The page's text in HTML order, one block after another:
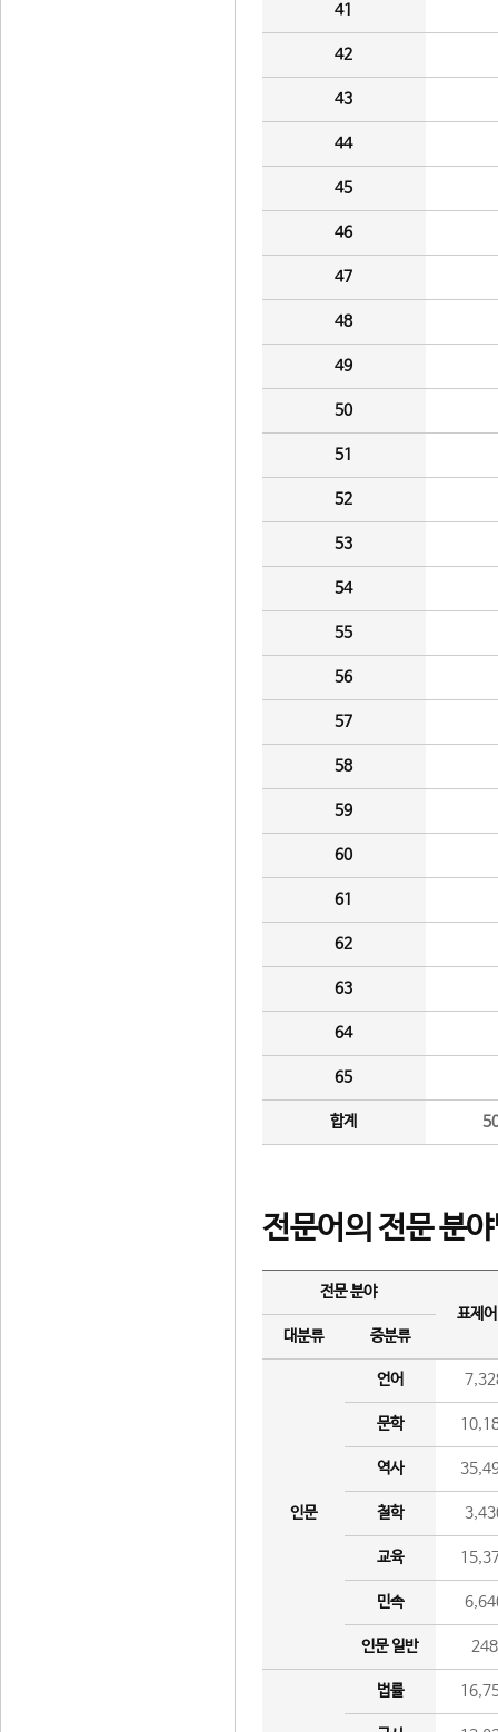
41
42
43
44
45
46
47
48
49
50
51
52
53
54
55
56
57
58
59
60
61
62
63
64
65
합계
전문어의 전문 분
전문 분야
표제
대분류
중분류
인문
언어
문학
역사
철학
교육
민속
인문 일반 248
법률